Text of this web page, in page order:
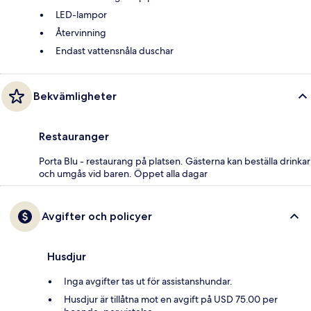
LED-lampor
Återvinning
Endast vattensnåla duschar
Bekvämligheter
Restauranger
Porta Blu - restaurang på platsen. Gästerna kan beställa drinkar
och umgås vid baren. Öppet alla dagar
Avgifter och policyer
Husdjur
Inga avgifter tas ut för assistanshundar.
Husdjur är tillåtna mot en avgift på USD 75.00 per